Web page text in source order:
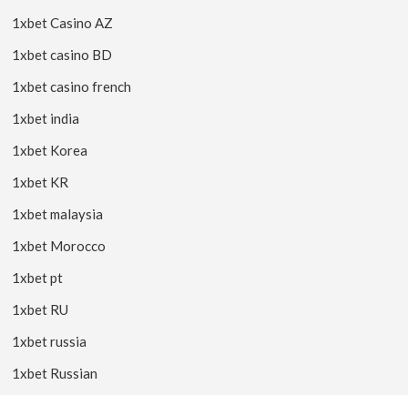
1xbet Casino AZ
1xbet casino BD
1xbet casino french
1xbet india
1xbet Korea
1xbet KR
1xbet malaysia
1xbet Morocco
1xbet pt
1xbet RU
1xbet russia
1xbet Russian